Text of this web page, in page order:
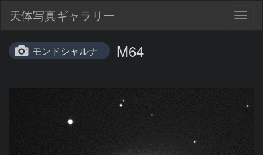
天体写真ギャラリー
モンドシャルナ M64